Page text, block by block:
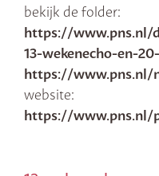
bekijk de folder:
https://www.pns.nl/
13-wekenecho-en-
https://
website:
https://www.pns.nl/